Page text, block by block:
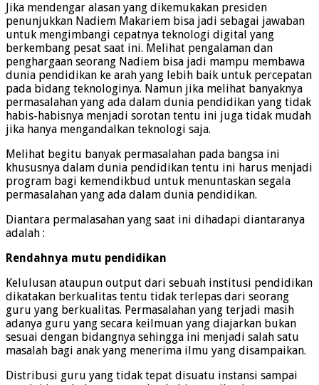
Jika mendengar alasan yang dikemukakan presiden
penunjukkan Nadiem Makariem bisa jadi sebagai jawaban
untuk mengimbangi cepatnya teknologi digital yang
berkembang pesat saat ini. Melihat pengalaman dan
penghargaan seorang Nadiem bisa jadi mampu membawa
dunia pendidikan ke arah yang lebih baik untuk percepatan
pada bidang teknologinya. Namun jika melihat banyaknya
permasalahan yang ada dalam dunia pendidikan yang tidak
habis-habisnya menjadi sorotan tentu ini juga tidak mudah
jika hanya mengandalkan teknologi saja.
Melihat begitu banyak permasalahan pada bangsa ini
khususnya dalam dunia pendidikan tentu ini harus menjadi
program bagi kemendikbud untuk menuntaskan segala
permasalahan yang ada dalam dunia pendidikan.
Diantara permalasahan yang saat ini dihadapi diantaranya
adalah :
Rendahnya mutu pendidikan
Kelulusan ataupun output dari sebuah institusi pendidikan
dikatakan berkualitas tentu tidak terlepas dari seorang
guru yang berkualitas. Permasalahan yang terjadi masih
adanya guru yang secara keilmuan yang diajarkan bukan
sesuai dengan bidangnya sehingga ini menjadi salah satu
masalah bagi anak yang menerima ilmu yang disampaikan.
Distribusi guru yang tidak tepat disuatu instansi sampai